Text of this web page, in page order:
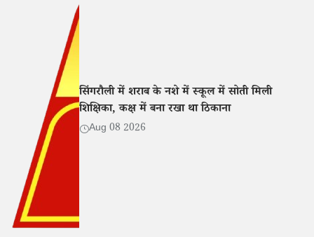
सिंगरौली में शराब के नशे में स्कूल में सोती मिली
शिक्षिका, कक्ष में बना रखा था ठिकाना
Aug 08 2026